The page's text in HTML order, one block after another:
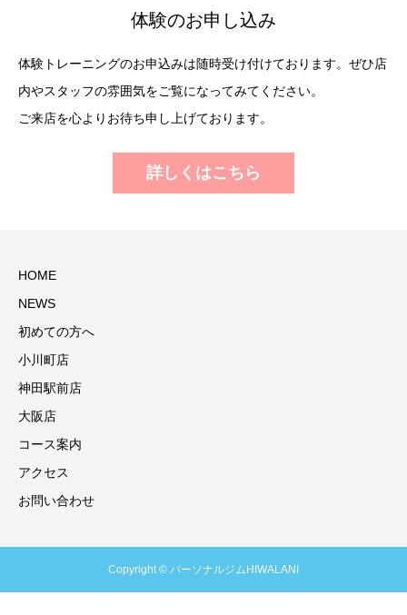
体験のお申し込み
体験トレーニングのお申込みは随時受け付けております。ぜひ店
内やスタッフの雰囲気をご覧になってみてください。
ご来店を心よりお待ち申し上げております。
詳しくはこちら
HOME
NEWS
初めての方へ
小川町店
神田駅前店
大阪店
コース案内
アクセス
お問い合わせ
Copyright © パーソナルジムHIWALANI